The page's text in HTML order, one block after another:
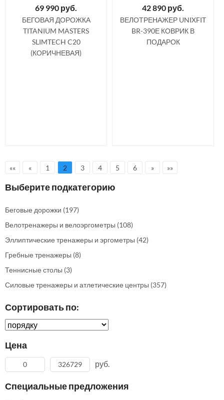
Выберите подкатегорию
Беговые дорожки (197)
Велотренажеры и велоэргометры (108)
Эллиптические тренажеры и эргометры (42)
Гребные тренажеры (8)
Теннисные столы (3)
Силовые тренажеры и атлетические центры (357)
Сортировать по:
Цена
руб.
Специальные предложения
69 990 руб.
БЕГОВАЯ ДОРОЖКА
TITANIUM MASTERS
SLIMTECH C20
(КОРИЧНЕВАЯ)
42 890 руб.
ВЕЛОТРЕНАЖЕР UNIXFIT
BR-390Е КОВРИК В
ПОДАРОК
«« « 1 2 3 4 5 6 » »»